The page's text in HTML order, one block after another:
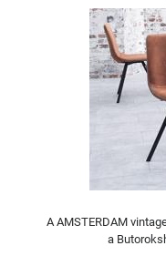
A AMSTERDAM
a